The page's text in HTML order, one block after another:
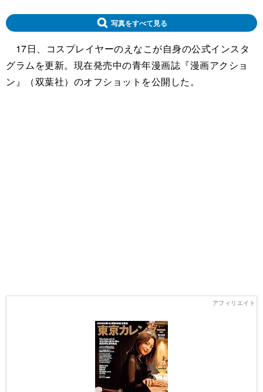
写真をすべて見る
17日、コスプレイヤーのえなこが自身の公式インスタ
グラムを更新。現在発売中の青年漫画誌『漫画アクショ
ン』（双葉社）のオフショットを公開した。